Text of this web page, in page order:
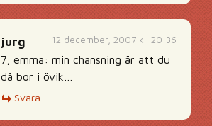
12 december, 2007 kl. 20:36
jurg
7; emma: min chansning är att du
då bor i övik…
Svara